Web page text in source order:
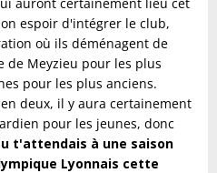
espoir d'intégrer le club,
où ils déménagent de
de Meyzieu pour les plus
pour les plus anciens.
deux, il y aura certainement
pour les jeunes, donc
t'attendais à une saison
Lyonnais cette